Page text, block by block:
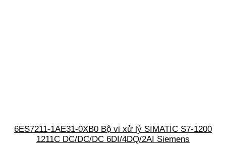
6ES7211-1AE31-0XB0 Bộ vi xử lý SIMATIC S7-1200
1211C DC/DC/DC 6DI/4DQ/2AI Siemens